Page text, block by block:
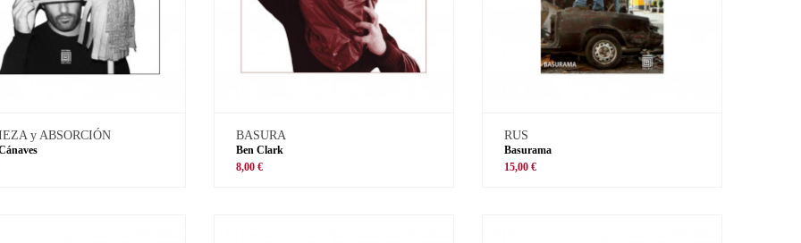
y ABSORCIÓN BASURA
Ben Clark
8,00 €
RUS
Basurama
15,00 €